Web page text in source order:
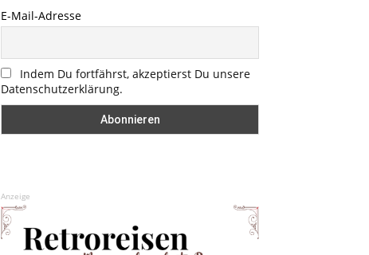
E-Mail-Adresse
Indem Du fortfährst, akzeptierst Du unsere
Datenschutzerklärung.
Anzeige